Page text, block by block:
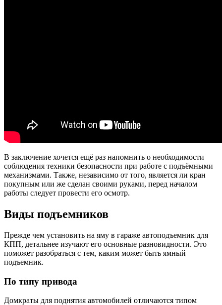
В заключение хочется ещё раз напомнить о необходимости
соблюдения техники безопасности при работе с подъёмными
механизмами. Также, независимо от того, является ли кран
покупным или же сделан своими руками, перед началом
работы следует провести его осмотр.
Виды подъемников
Прежде чем установить на яму в гараже автоподъемник для
КПП, детальнее изучают его основные разновидности. Это
поможет разобраться с тем, каким может быть ямный
подъемник.
По типу привода
Домкраты для поднятия автомобилей отличаются типом